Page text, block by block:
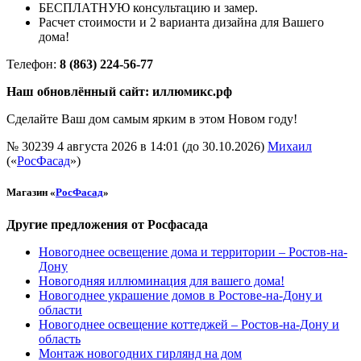
БЕСПЛАТНУЮ консультацию и замер.
Расчет стоимости и 2 варианта дизайна для Вашего
дома!
Телефон: 8 (863) 224-56-77
Наш обновлённый сайт: иллюмикс.рф
Сделайте Ваш дом самым ярким в этом Новом году!
№ 30239 4 августа 2026 в 14:01 (до 30.10.2026) Михаил
(«РосФасад»)
Магазин «РосФасад»
Другие предложения от Росфасада
Новогоднее освещение дома и территории – Ростов-на-
Дону
Новогодняя иллюминация для вашего дома!
Новогоднее украшение домов в Ростове-на-Дону и
области
Новогоднее освещение коттеджей – Ростов-на-Дону и
область
Монтаж новогодних гирлянд на дом